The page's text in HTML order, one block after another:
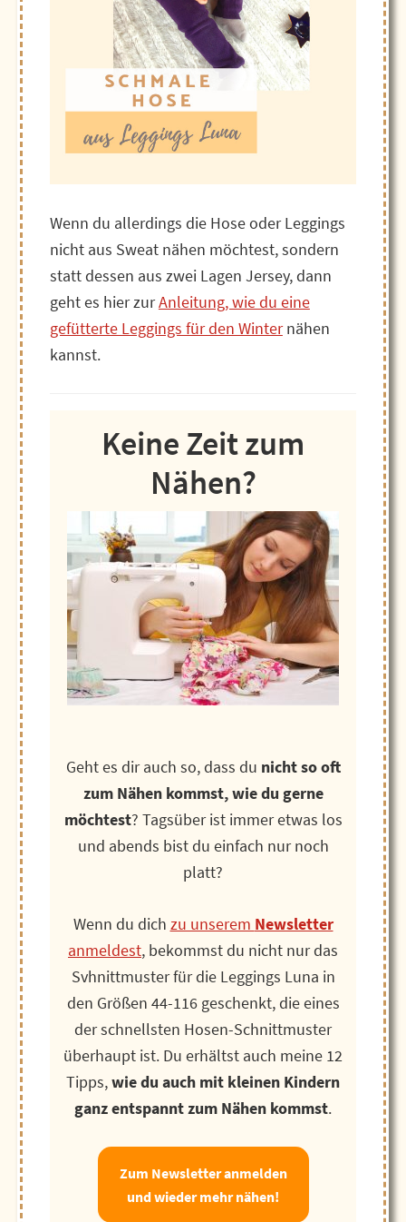
Wenn du allerdings die Hose oder Leggings
nicht aus Sweat nähen möchtest, sondern
statt dessen aus zwei Lagen Jersey, dann
geht es hier zurAnleitung, wie du eine
gefütterte Leggings für den Winternähen
kannst.
Keine Zeit zum
Nähen?
Geht es dir auch so, dass du nicht so oft
zum Nähen kommst, wie du gerne
möchtest? Tagsüber ist immer etwas los
und abends bist du einfach nur noch
platt?
Wenn du dich zu unserem Newsletter
anmeldest, bekommst du nicht nur das
Svhnittmuster für die Leggings Luna in
den Größen 44-116 geschenkt, die eines
der schnellsten Hosen-Schnittmuster
überhaupt ist. Du erhältst auch meine 12
Tipps,wie du auch mit kleinen Kindern
ganz entspannt zum Nähen kommst.
Zum Newsletter anmelden
und wieder mehr nähen!